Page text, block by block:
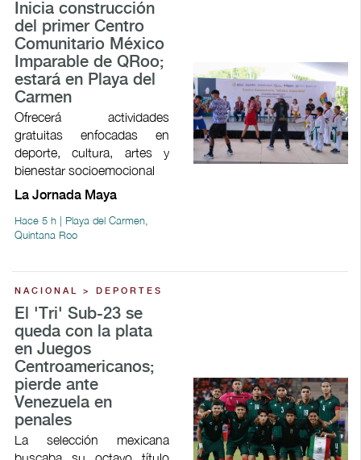
Inicia construcción
del primer Centro
Comunitario México
Imparable de QRoo;
estará en Playa del
Carmen
Ofrecerá actividades
gratuitas enfocadas en
deporte, cultura, artes y
bienestar socioemocional
La Jornada Maya
Hace 5 h | Playa del Carmen,
Quintana Roo
NACIONAL > DEPORTES
El 'Tri' Sub-23 se
queda con la plata
en Juegos
Centroamericanos;
pierde ante
Venezuela en
penales
La selección mexicana